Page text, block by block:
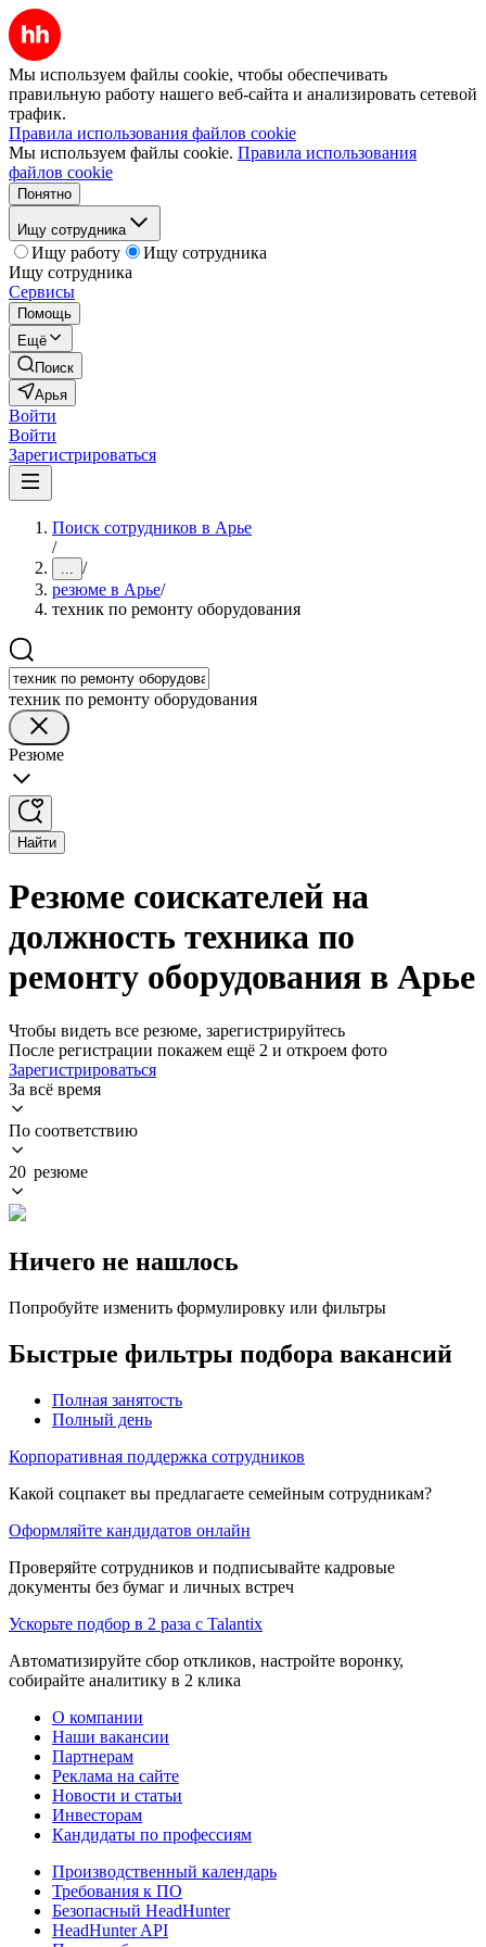
Мы используем файлы cookie, чтобы обеспечивать
правильную работу нашего веб-сайта и анализировать сетевой
трафик.
Правила использования файлов cookie
Мы используем файлы cookie. Правила использования
файлов cookie
Понятно
Ищу сотрудника
Ищу работу
Ищу сотрудника
Ищу сотрудника
Сервисы
Помощь
Ещё
Поиск
Арья
Войти
Войти
Зарегистрироваться
Поиск сотрудников в Арье
/
... /
резюме в Арье/
техник по ремонту оборудования
техник по ремонту оборудования
Резюме
Найти
Резюме соискателей на
должность техника по
ремонту оборудования в Арье
Чтобы видеть все резюме, зарегистрируйтесь
После регистрации покажем ещё 2 и откроем фото
Зарегистрироваться
За всё время
По соответствию
20 резюме
Ничего не нашлось
Попробуйте изменить формулировку или фильтры
Быстрые фильтры подбора вакансий
Полная занятость
Полный день
Корпоративная поддержка сотрудников
Какой соцпакет вы предлагаете семейным сотрудникам?
Оформляйте кандидатов онлайн
Проверяйте сотрудников и подписывайте кадровые
документы без бумаг и личных встреч
Ускорьте подбор в 2 раза с Talantix
Автоматизируйте сбор откликов, настройте воронку,
собирайте аналитику в 2 клика
О компании
Наши вакансии
Партнерам
Реклама на сайте
Новости и статьи
Инвесторам
Кандидаты по профессиям
Производственный календарь
Требования к ПО
Безопасный HeadHunter
HeadHunter API